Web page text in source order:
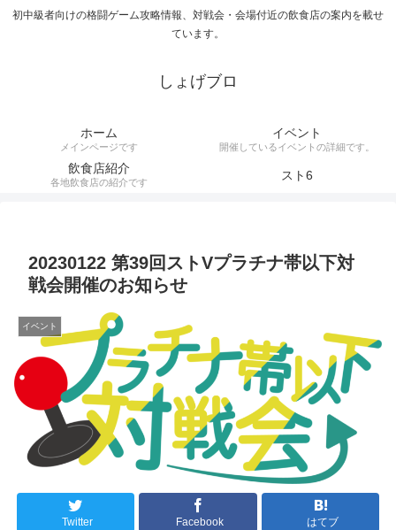
初中級者向けの格闘ゲーム攻略情報、対戦会・会場付近の飲食店の案内を載せ
ています。
しょげブロ
ホーム
メインページです
イベント
開催しているイベントの詳細です。
飲食店紹介
各地飲食店の紹介です スト6
20230122 第39回ストVプラチナ帯以下対
戦会開催のお知らせ
イベント
Twitter Facebook はてブ